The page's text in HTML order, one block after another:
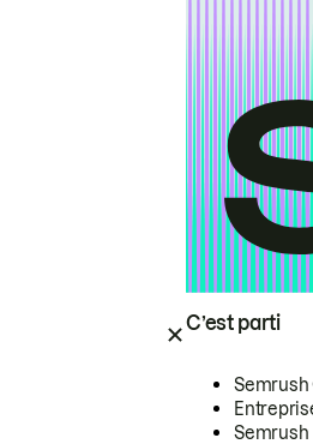
C’est parti
Semrush
Semrush